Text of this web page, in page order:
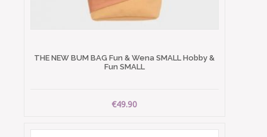
THE NEW BUM BAG Fun & Wena SMALL Hobby &
Fun SMALL
€49.90